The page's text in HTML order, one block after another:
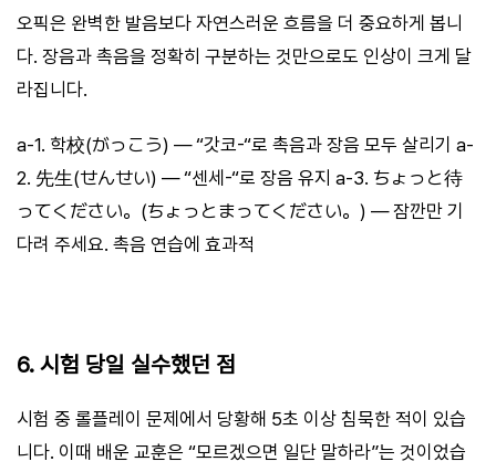
오픽은 완벽한 발음보다 자연스러운 흐름을 더 중요하게 봅니
다. 장음과 촉음을 정확히 구분하는 것만으로도 인상이 크게 달
라집니다.
a-1. 학校(がっこう) — “갓코-“로 촉음과 장음 모두 살리기 a-
2. 先生(せんせい) — “센세-“로 장음 유지 a-3. ちょっと待
ってください。(ちょっとまってください。) — 잠깐만 기
다려 주세요. 촉음 연습에 효과적
6. 시험 당일 실수했던 점
시험 중 롤플레이 문제에서 당황해 5초 이상 침묵한 적이 있습
니다. 이때 배운 교훈은 “모르겠으면 일단 말하라”는 것이었습